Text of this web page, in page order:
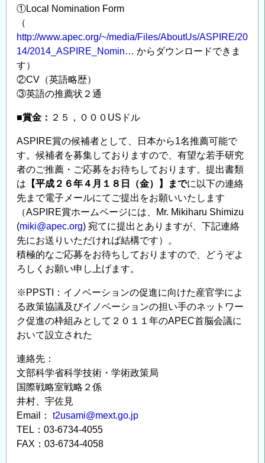
①Local Nomination Form
（
http://www.apec.org/~/media/Files/AboutUs/ASPIRE/20
14/2014_ASPIRE_Nomin… からダウンロードできま
す）
②CV（英語略歴）
③英語の推薦状２通
■賞金： ２５，０００USドル
ASPIRE賞の候補者として、日本から1名推薦可能で
す。候補者を募集しておりますので、有望な若手研究
者のご推薦・ご応募をお待ちしております。提出書類
は 【平成２６年４月１８日（金）】までに以下の連絡
先まで電子メールにてご提出をお願いいたします
（ASPIRE賞ホームページには、Mr. Mikiharu Shimizu
(miki@apec.org) 宛てに提出とありますが、下記連絡
先にお送りいただければ結構です）。
積極的なご応募をお待ちしておりますので、どうぞよ
ろしくお願い申し上げます。
※PPSTI：イノベーションの促進に向けた産官学によ
る政策協議及びイノベーションの担い手のネットワー
ク促進の枠組みとして２０１１年のAPEC首脳会議に
おいて設立された
連絡先：
文部科学省科学技術・学術政策局
国際戦略室戦略２係
井村、宇佐見
Email： t2usami@mext.go.jp
TEL：03-6734-4055
FAX：03-6734-4058